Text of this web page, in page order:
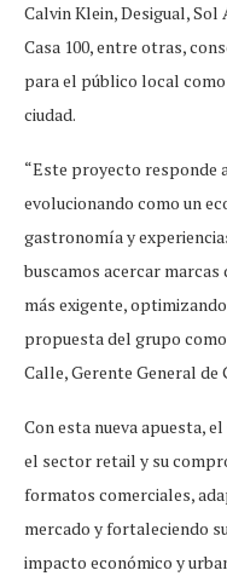
Calvin Klein, Desigual, Sol
Casa 100, entre otras,
para el público local
ciudad.
“Este proyecto responde
evolucionando como un
gastronomía y
buscamos acercar
más exigente,
propuesta del grupo
Calle, Gerente General de
Con esta nueva apuesta,
el sector retail y su
formatos comerciales,
mercado y fortaleciendo
impacto económico y